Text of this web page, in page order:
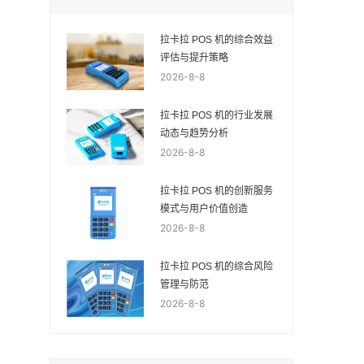
拉卡拉 POS 机的综合效益
评估与提升策略
2026-8-8
拉卡拉 POS 机的行业发展
动态与趋势分析
2026-8-8
拉卡拉 POS 机的创新服务
模式与用户价值创造
2026-8-8
拉卡拉 POS 机的综合风险
管理与防范
2026-8-8